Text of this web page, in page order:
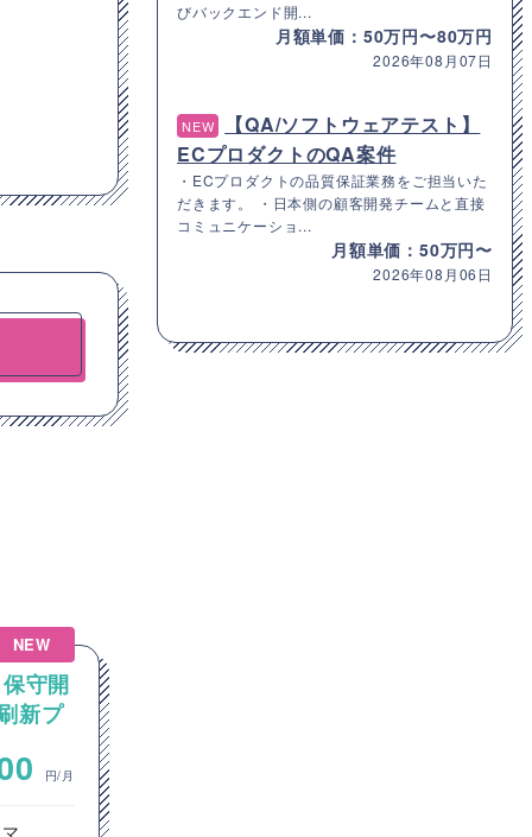
NEW
守開
新プ
円/月
びバックエンド開...
月額単価：50万円〜80万円
2026年08月07日
NEW
【QA/ソフトウェアテスト】
ECプロダクトのQA案件
・ECプロダクトの品質保証業務をご担当いた
だきます。 ・日本側の顧客開発チームと直接
コミュニケーショ...
月額単価：50万円〜
2026年08月06日